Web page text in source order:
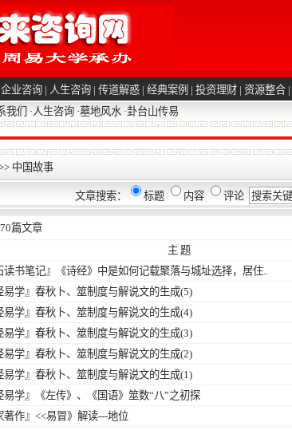
企业咨询 | 人生咨询 | 传道解惑 | 经典案例 | 投资理财 | 资源整合 |
我们 ·人生咨询 ·墓地风水 ·卦台山传易
中国故事
文章搜索： 标题 内容 评论
篇文章
主 题
读书笔记』
《诗经》中是如何记载聚落与城址选择，居住..
易学』 春秋卜、筮制度与解说文的生成(5)
易学』 春秋卜、筮制度与解说文的生成(4)
易学』 春秋卜、筮制度与解说文的生成(3)
易学』 春秋卜、筮制度与解说文的生成(2)
易学』 春秋卜、筮制度与解说文的生成(1)
易学』
《左传》、《国语》筮数“八”之初探
著作』 <<易冒》解读---地位